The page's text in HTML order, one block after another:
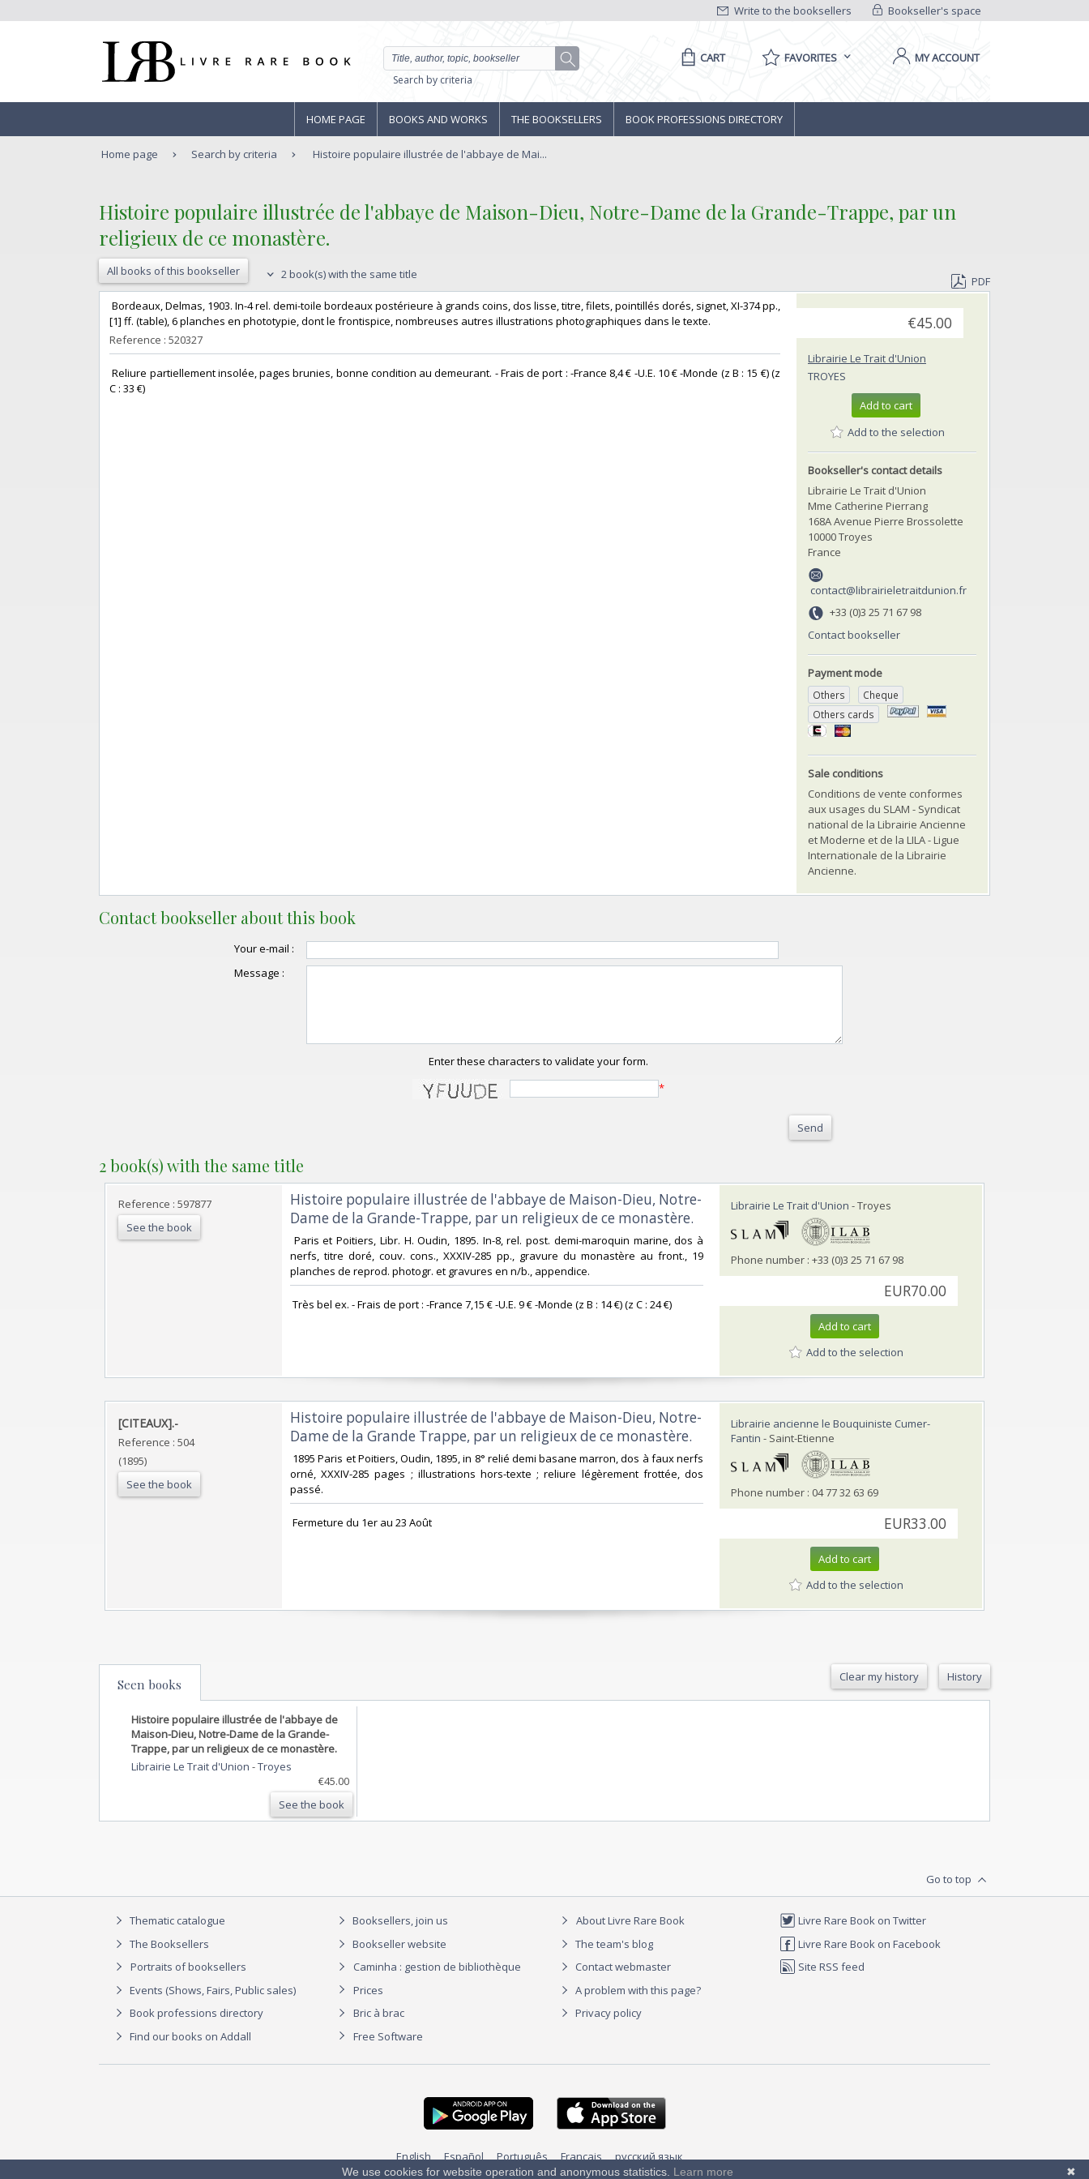
Bookseller's space
Write to the booksellers
Search by criteria
CART FAVORITES MY ACCOUNT
HOME PAGE BOOKS AND WORKS THE BOOKSELLERS BOOK PROFESSIONS DIRECTORY
Home page Search by criteria Histoire populaire illustrée de l'abbaye de Mai...
‎Histoire populaire illustrée de l'abbaye de Maison-Dieu, Notre-Dame de la Grande-Trappe, par un
religieux de ce monastère.‎
All books of this bookseller 2 book(s) with the same title
PDF
‎ Bordeaux, Delmas, 1903. In-4 rel. demi-toile bordeaux postérieure à grands coins, dos lisse, titre, filets, pointillés dorés, signet, XI-374 pp.,
[1] ff. (table), 6 planches en phototypie, dont le frontispice, nombreuses autres illustrations photographiques dans le texte. ‎
Reference : 520327
‎ Reliure partiellement insolée, pages brunies, bonne condition au demeurant. - Frais de port : -France 8,4 € -U.E. 10 € -Monde (z B : 15 €) (z
C : 33 €) ‎
€45.00
Librairie Le Trait d'Union
TROYES
Add to cart
Add to the selection
Bookseller's contact details
Librairie Le Trait d'Union
Mme Catherine Pierrang
168A Avenue Pierre Brossolette
10000 Troyes
France
contact@librairieletraitdunion.fr
+33 (0)3 25 71 67 98
Contact bookseller
Payment mode
Others
Cheque
Others cards
Sale conditions
Conditions de vente conformes
aux usages du SLAM - Syndicat
national de la Librairie Ancienne
et Moderne et de la LILA - Ligue
Internationale de la Librairie
Ancienne.
Contact bookseller about this book
Your e-mail :
Message :
Enter these characters to validate your form.
*
Send
2 book(s) with the same title
Reference : 597877
See the book
‎Histoire populaire illustrée de l'abbaye de Maison-Dieu, Notre-
Dame de la Grande-Trappe, par un religieux de ce monastère.‎
‎ Paris et Poitiers, Libr. H. Oudin, 1895. In-8, rel. post. demi-maroquin marine, dos à
nerfs, titre doré, couv. cons., XXXIV-285 pp., gravure du monastère au front., 19
planches de reprod. photogr. et gravures en n/b., appendice. ‎
‎ Très bel ex. - Frais de port : -France 7,15 € -U.E. 9 € -Monde (z B : 14 €) (z C : 24 €) ‎
Librairie Le Trait d'Union - Troyes
Phone number : +33 (0)3 25 71 67 98
EUR70.00
Add to cart
Add to the selection
‎[CITEAUX].-‎
Reference : 504
(1895)
See the book
‎Histoire populaire illustrée de l'abbaye de Maison-Dieu, Notre-
Dame de la Grande Trappe, par un religieux de ce monastère.‎
‎ 1895 Paris et Poitiers, Oudin, 1895, in 8° relié demi basane marron, dos à faux nerfs
orné, XXXIV-285 pages ; illustrations hors-texte ; reliure légèrement frottée, dos
passé. ‎
‎ Fermeture du 1er au 23 Août‎
Librairie ancienne le Bouquiniste Cumer-
Fantin - Saint-Etienne
Phone number : 04 77 32 63 69
EUR33.00
Add to cart
Add to the selection
Seen books Clear my history History
Histoire populaire illustrée de l'abbaye de
Maison-Dieu, Notre-Dame de la Grande-
Trappe, par un religieux de ce monastère.
Librairie Le Trait d'Union -Troyes
€45.00
See the book
Go to top
Thematic catalogue
The Booksellers
Portraits of booksellers
Events (Shows, Fairs, Public sales)
Book professions directory
Find our books on Addall
Booksellers, join us
Bookseller website
Caminha : gestion de bibliothèque
Prices
Bric à brac
Free Software
About Livre Rare Book
The team's blog
Contact webmaster
A problem with this page?
Privacy policy
Livre Rare Book on Twitter
Livre Rare Book on Facebook
Site RSS feed
English Español Português Français русский язык
✖
We use cookies for website operation and anonymous statistics. Learn more